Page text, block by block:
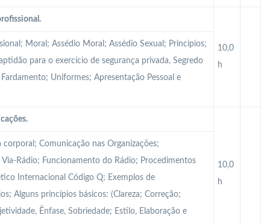
10,0
h
Moral; Assédio Moral; Assédio Sexual; Princípios;
para o exercício de segurança privada, Segredo
Uniformes; Apresentação Pessoal e
10,0
h
Comunicação nas Organizações;
Rádio; Funcionamento do Rádio; Procedimentos
Internacional Código Q; Exemplos de
Alguns princípios básicos: (Clareza; Correção;
Ênfase, Sobriedade; Estilo, Elaboração e